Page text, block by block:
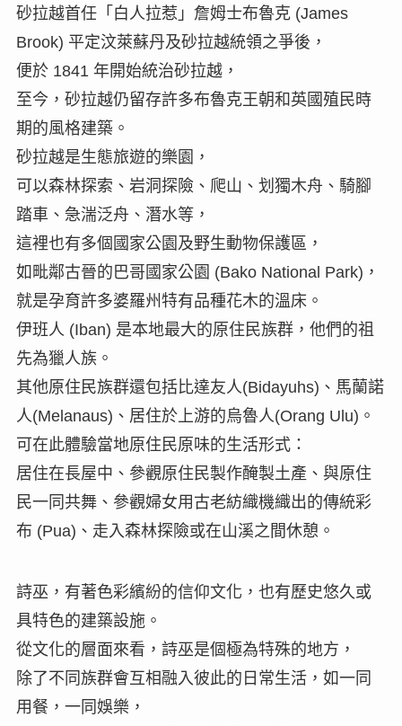
砂拉越首任「白人拉惹」詹姆士布魯克 (James
Brook) 平定汶萊蘇丹及砂拉越統領之爭後，
便於 1841 年開始統治砂拉越，
至今，砂拉越仍留存許多布魯克王朝和英國殖民時
期的風格建築。
砂拉越是生態旅遊的樂園，
可以森林探索、岩洞探險、爬山、划獨木舟、騎腳
踏車、急湍泛舟、潛水等，
這裡也有多個國家公園及野生動物保護區，
如毗鄰古晉的巴哥國家公園 (Bako National Park)，
就是孕育許多婆羅州特有品種花木的溫床。
伊班人 (Iban) 是本地最大的原住民族群，他們的祖
先為獵人族。
其他原住民族群還包括比達友人(Bidayuhs)、馬蘭諾
人(Melanaus)、居住於上游的烏魯人(Orang Ulu)。
可在此體驗當地原住民原味的生活形式：
居住在長屋中、參觀原住民製作醃製土產、與原住
民一同共舞、參觀婦女用古老紡織機織出的傳統彩
布 (Pua)、走入森林探險或在山溪之間休憩。
詩巫，有著色彩繽紛的信仰文化，也有歷史悠久或
具特色的建築設施。
從文化的層面來看，詩巫是個極為特殊的地方，
除了不同族群會互相融入彼此的日常生活，如一同
用餐，一同娛樂，